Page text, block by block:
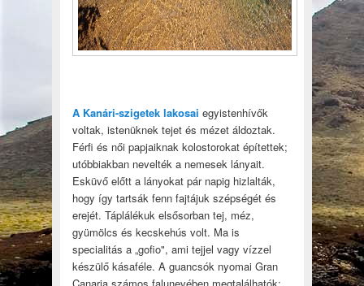
A Kanári-szigetek lakosai egyistenhívők
voltak, istenüknek tejet és mézet áldoztak.
Férfi és női papjaiknak kolostorokat építettek;
utóbbiakban nevelték a nemesek lányait.
Esküvő előtt a lányokat pár napig hizlalták,
hogy így tartsák fenn fajtájuk szépségét és
erejét. Táplálékuk elsősorban tej, méz,
gyümölcs és kecskehús volt. Ma is
specialitás a „gofio", ami tejjel vagy vízzel
készülő kásaféle. A guancsók nyomai Gran